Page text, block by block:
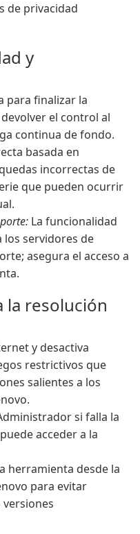
de privacidad
y
para finalizar la
el control al
continua de fondo.
basada en
incorrectas de
que pueden ocurrir
La funcionalidad
los servidores de
asegura el acceso a
la resolución
y desactiva
restrictivos que
salientes a los
si falla la
acceder a la
herramienta desde la
para evitar